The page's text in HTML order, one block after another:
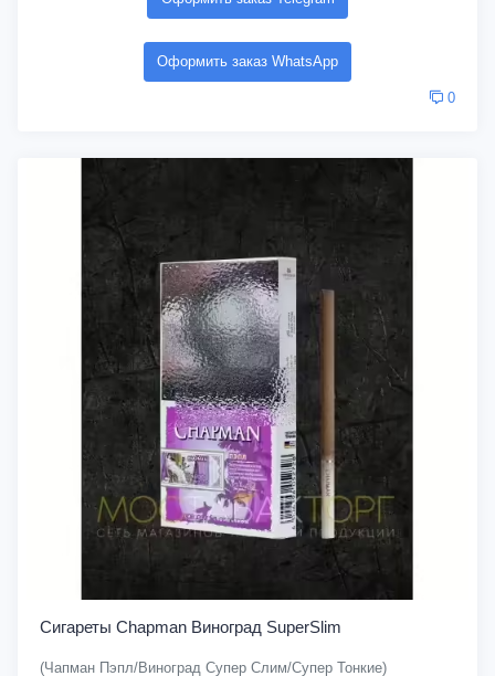
Оформить заказ WhatsApp
0
Сигареты Chapman Виноград SuperSlim
(Чапман Пэпл/Виноград Супер Слим/Супер Тонкие)